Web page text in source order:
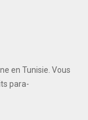
en Tunisie. Vous
para-